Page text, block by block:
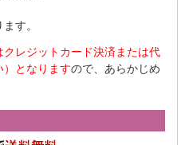
す。
レジットカード決済または代
）となりますので、あらかじめ